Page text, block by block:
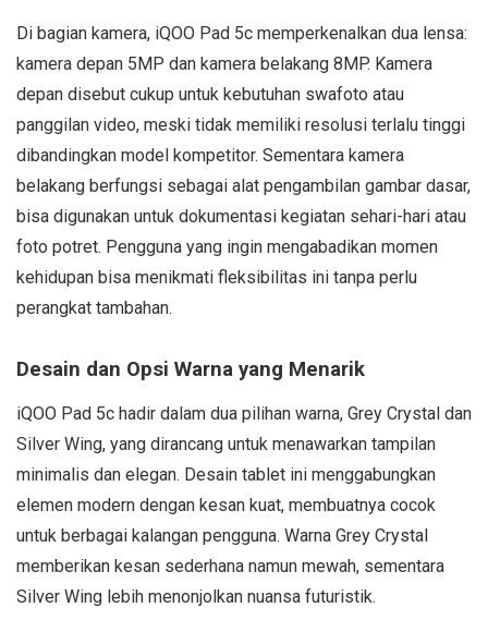
Di bagian kamera, iQOO Pad 5c memperkenalkan dua lensa:
kamera depan 5MP dan kamera belakang 8MP. Kamera
depan disebut cukup untuk kebutuhan swafoto atau
panggilan video, meski tidak memiliki resolusi terlalu tinggi
dibandingkan model kompetitor. Sementara kamera
belakang berfungsi sebagai alat pengambilan gambar dasar,
bisa digunakan untuk dokumentasi kegiatan sehari-hari atau
foto potret. Pengguna yang ingin mengabadikan momen
kehidupan bisa menikmati fleksibilitas ini tanpa perlu
perangkat tambahan.
Desain dan Opsi Warna yang Menarik
iQOO Pad 5c hadir dalam dua pilihan warna, Grey Crystal dan
Silver Wing, yang dirancang untuk menawarkan tampilan
minimalis dan elegan. Desain tablet ini menggabungkan
elemen modern dengan kesan kuat, membuatnya cocok
untuk berbagai kalangan pengguna. Warna Grey Crystal
memberikan kesan sederhana namun mewah, sementara
Silver Wing lebih menonjolkan nuansa futuristik.